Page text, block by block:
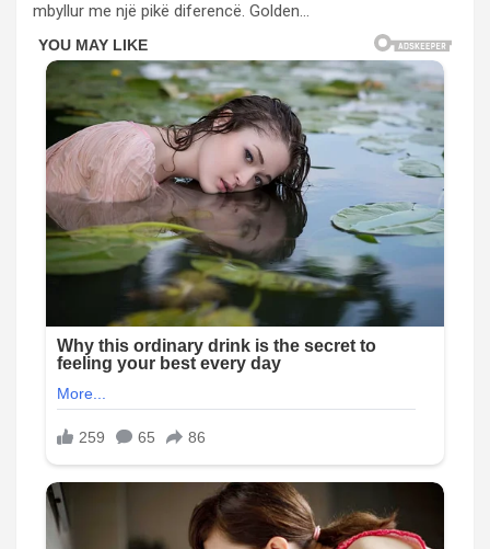
mbyllur me një pikë diferencë. Golden…